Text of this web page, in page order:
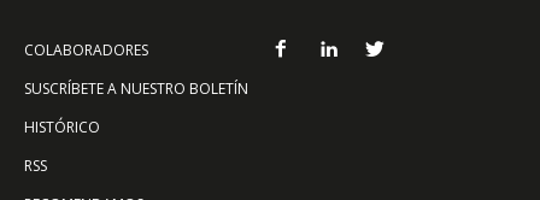
COLABORADORES
SUSCRÍBETE A NUESTRO BOLETÍN
HISTÓRICO
RSS